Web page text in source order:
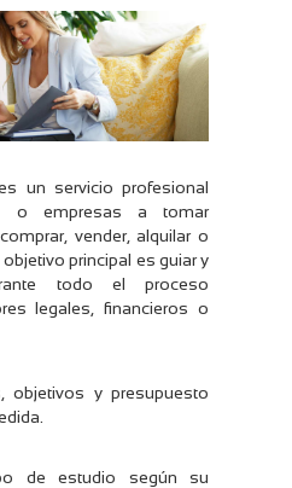
un servicio profesional
o empresas a tomar
vender, alquilar o
principal es guiar y
todo el proceso
legales, financieros o
objetivos y presupuesto
de estudio según su